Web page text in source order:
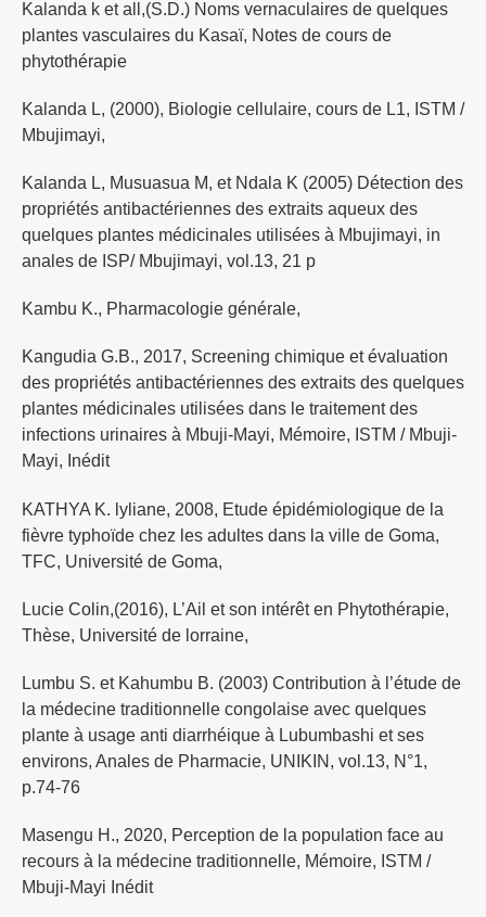
Kalanda k et all,(S.D.) Noms vernaculaires de quelques
plantes vasculaires du Kasaï, Notes de cours de
phytothérapie
Kalanda L, (2000), Biologie cellulaire, cours de L1, ISTM /
Mbujimayi,
Kalanda L, Musuasua M, et Ndala K (2005) Détection des
propriétés antibactériennes des extraits aqueux des
quelques plantes médicinales utilisées à Mbujimayi, in
anales de ISP/ Mbujimayi, vol.13, 21 p
Kambu K., Pharmacologie générale,
Kangudia G.B., 2017, Screening chimique et évaluation
des propriétés antibactériennes des extraits des quelques
plantes médicinales utilisées dans le traitement des
infections urinaires à Mbuji-Mayi, Mémoire, ISTM / Mbuji-
Mayi, Inédit
KATHYA K. lyliane, 2008, Etude épidémiologique de la
fièvre typhoïde chez les adultes dans la ville de Goma,
TFC, Université de Goma,
Lucie Colin,(2016), L’Ail et son intérêt en Phytothérapie,
Thèse, Université de lorraine,
Lumbu S. et Kahumbu B. (2003) Contribution à l’étude de
la médecine traditionnelle congolaise avec quelques
plante à usage anti diarrhéique à Lubumbashi et ses
environs, Anales de Pharmacie, UNIKIN, vol.13, N°1,
p.74-76
Masengu H., 2020, Perception de la population face au
recours à la médecine traditionnelle, Mémoire, ISTM /
Mbuji-Mayi Inédit